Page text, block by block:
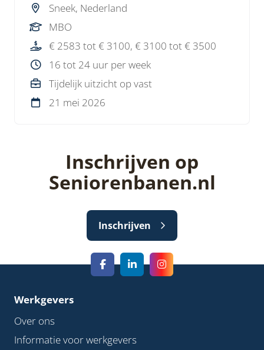
binnendienst voor 3 dagen per week.
Afwisselende functie binnen een nuchter
bedrijf met korte lijnen.
Sneek, Nederland
MBO
€ 2583 tot € 3100, € 3100 tot € 3500
16 tot 24 uur per week
Tijdelijk uitzicht op vast
21 mei 2026
Inschrijven op
Seniorenbanen.nl
Inschrijven
Werkgevers
Over ons
Informatie voor werkgevers